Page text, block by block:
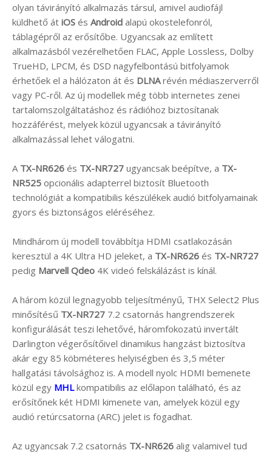
olyan távirányító alkalmazás társul, amivel audiofájl
küldhető át iOS és Android alapú okostelefonról,
táblagépről az erősítőbe. Ugyancsak az említett
alkalmazásból vezérelhetően FLAC, Apple Lossless, Dolby
TrueHD, LPCM, és DSD nagyfelbontású bitfolyamok
érhetőek el a hálózaton át és DLNArévén médiaszerverről
vagy PC-ről. Az új modellek még több internetes zenei
tartalomszolgáltatáshoz és rádióhoz biztosítanak
hozzáférést, melyek közül ugyancsak a távirányító
alkalmazással lehet válogatni.
A TX-NR626 és TX-NR727 ugyancsak beépítve, a TX-
NR525 opcionális adapterrel biztosít Bluetooth
technológiát a kompatibilis készülékek audió bitfolyamainak
gyors és biztonságos eléréséhez.
Mindhárom új modell továbbítja HDMI csatlakozásán
keresztül a 4K Ultra HD jeleket, a TX-NR626 és TX-NR727
pedig Marvell Qdeo 4K videó felskálázást is kínál.
A három közül legnagyobb teljesítményű, THX Select2 Plus
minősítésű TX-NR727 7.2 csatornás hangrendszerek
konfigurálását teszi lehetővé, háromfokozatú invertált
Darlington végerősítőivel dinamikus hangzást biztosítva
akár egy 85 köbméteres helyiségben és 3,5 méter
hallgatási távolsághoz is. A modell nyolc HDMI bemenete
közül egy MHLkompatibilis az előlapon található, és az
erősítőnek két HDMI kimenete van, amelyek közül egy
audió retúrcsatorna (ARC) jelet is fogadhat.
Az ugyancsak 7.2 csatornás TX-NR626 alig valamivel tud